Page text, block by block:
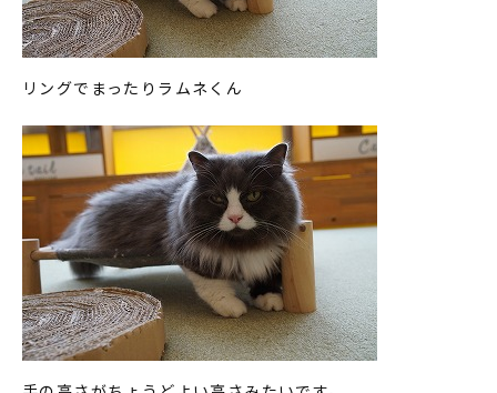
リングでまったりラムネくん